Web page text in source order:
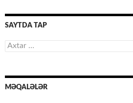
SAYTDA TAP
Axtarış:
MƏQALƏLƏR